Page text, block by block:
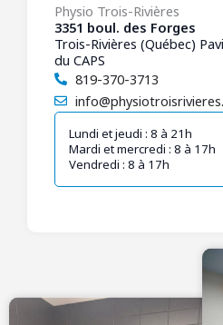
Physio Trois-Rivières
3351 boul. des Forges
Trois-Rivières (Québec)
du CAPS
819-370-3713
Lundi et jeudi : 8 à 21h
Mardi et mercredi : 8 à 17h
Vendredi : 8 à 17h